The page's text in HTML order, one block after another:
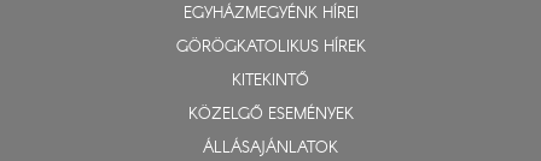
EGYHÁZMEGYÉNK HÍREI
GÖRÖGKATOLIKUS HÍREK
KITEKINTŐ
KÖZELGŐ ESEMÉNYEK
ÁLLÁSAJÁNLATOK